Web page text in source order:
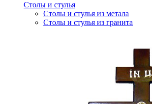
Столы и стулья
Столы и стулья из метала
Столы и стулья из гранита